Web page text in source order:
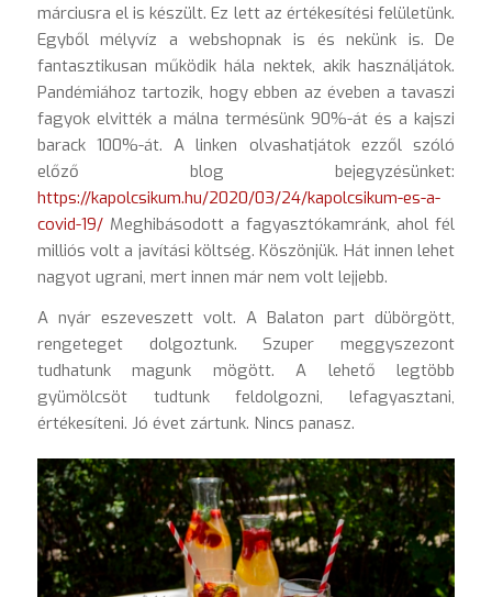
márciusra el is készült. Ez lett az értékesítési felületünk.
Egyből mélyvíz a webshopnak is és nekünk is. De
fantasztikusan működik hála nektek, akik használjátok.
Pandémiához tartozik, hogy ebben az éveben a tavaszi
fagyok elvitték a málna termésünk 90%-át és a kajszi
barack 100%-át. A linken olvashatjátok ezzől szóló
előző blog bejegyzésünket:
https://kapolcsikum.hu/2020/03/24/kapolcsikum-es-a-
covid-19/Meghibásodott a fagyasztókamránk, ahol fél
milliós volt a javítási költség. Köszönjük. Hát innen lehet
nagyot ugrani, mert innen már nem volt lejjebb.
A nyár eszeveszett volt. A Balaton part dübörgött,
rengeteget dolgoztunk. Szuper meggyszezont
tudhatunk magunk mögött. A lehető legtöbb
gyümölcsöt tudtunk feldolgozni, lefagyasztani,
értékesíteni. Jó évet zártunk. Nincs panasz.